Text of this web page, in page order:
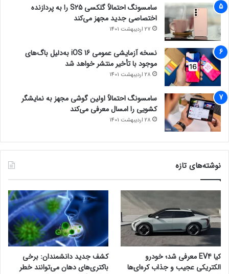
سامسونگ احتمالاً گلکسی S25 را به پردازنده
اختصاصی جدید مجهز می‌کند
27 اردیبهشت 1401
نسخه آزمایشی عمومی iOS 16 به‌دلیل باگ‌های
موجود با تأخیر منتشر خواهد شد
28 اردیبهشت 1401
سامسونگ احتمالاً اولین گوشی مجهز به نمایشگر
کشویی را امسال معرفی می‌کند
28 اردیبهشت 1401
نوشته‌های تازه
کیا EV4 معرفی شد؛ خودرو
الکتریکی عجیب و جذاب کره‌ای‌ها
کشف جدید دانشمندان: برخی
باکتری‌های دهان می‌توانند خطر